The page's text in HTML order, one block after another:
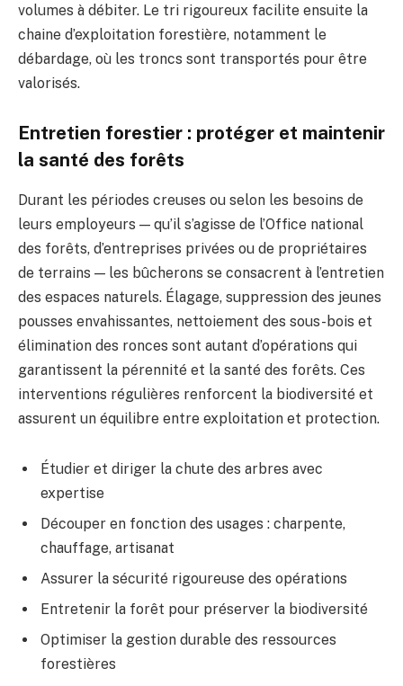
volumes à débiter. Le tri rigoureux facilite ensuite la
chaine d’exploitation forestière, notamment le
débardage, où les troncs sont transportés pour être
valorisés.
Entretien forestier : protéger et maintenir
la santé des forêts
Durant les périodes creuses ou selon les besoins de
leurs employeurs — qu’il s’agisse de l’Office national
des forêts, d’entreprises privées ou de propriétaires
de terrains — les bûcherons se consacrent à l’entretien
des espaces naturels. Élagage, suppression des jeunes
pousses envahissantes, nettoiement des sous-bois et
élimination des ronces sont autant d’opérations qui
garantissent la pérennité et la santé des forêts. Ces
interventions régulières renforcent la biodiversité et
assurent un équilibre entre exploitation et protection.
Étudier et diriger la chute des arbres avec
expertise
Découper en fonction des usages : charpente,
chauffage, artisanat
Assurer la sécurité rigoureuse des opérations
Entretenir la forêt pour préserver la biodiversité
Optimiser la gestion durable des ressources
forestières